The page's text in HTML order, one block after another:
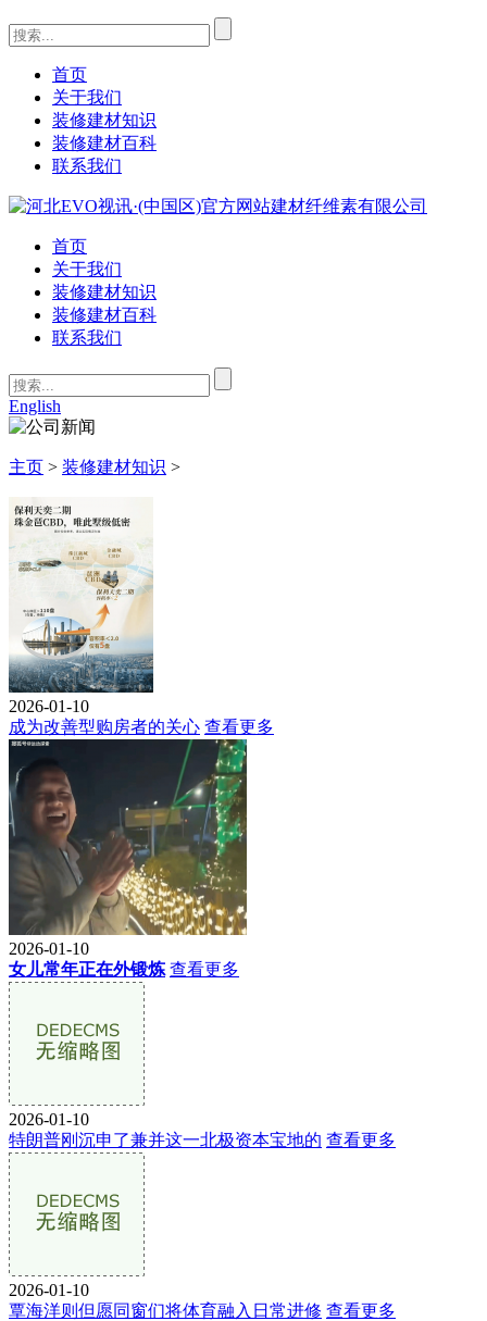
首页
关于我们
装修建材知识
装修建材百科
联系我们
首页
关于我们
装修建材知识
装修建材百科
联系我们
English
主页 > 装修建材知识 >
2026-01-10
成为改善型购房者的关心 查看更多
2026-01-10
女儿常年正在外锻炼 查看更多
2026-01-10
特朗普刚沉申了兼并这一北极资本宝地的 查看更多
2026-01-10
覃海洋则但愿同窗们将体育融入日常进修 查看更多